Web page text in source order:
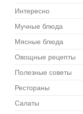
Интересно
Мучные блюда
Мясные блюда
Овощные рецепты
Полезные советы
Рестораны
Салаты